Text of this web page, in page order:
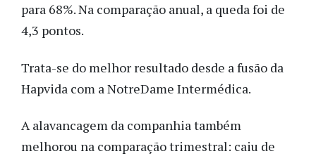
para 68%. Na comparação anual, a queda foi de
4,3 pontos.
Trata-se do melhor resultado desde a fusão da
Hapvida com a NotreDame Intermédica.
A alavancagem da companhia também
melhorou na comparação trimestral: caiu de